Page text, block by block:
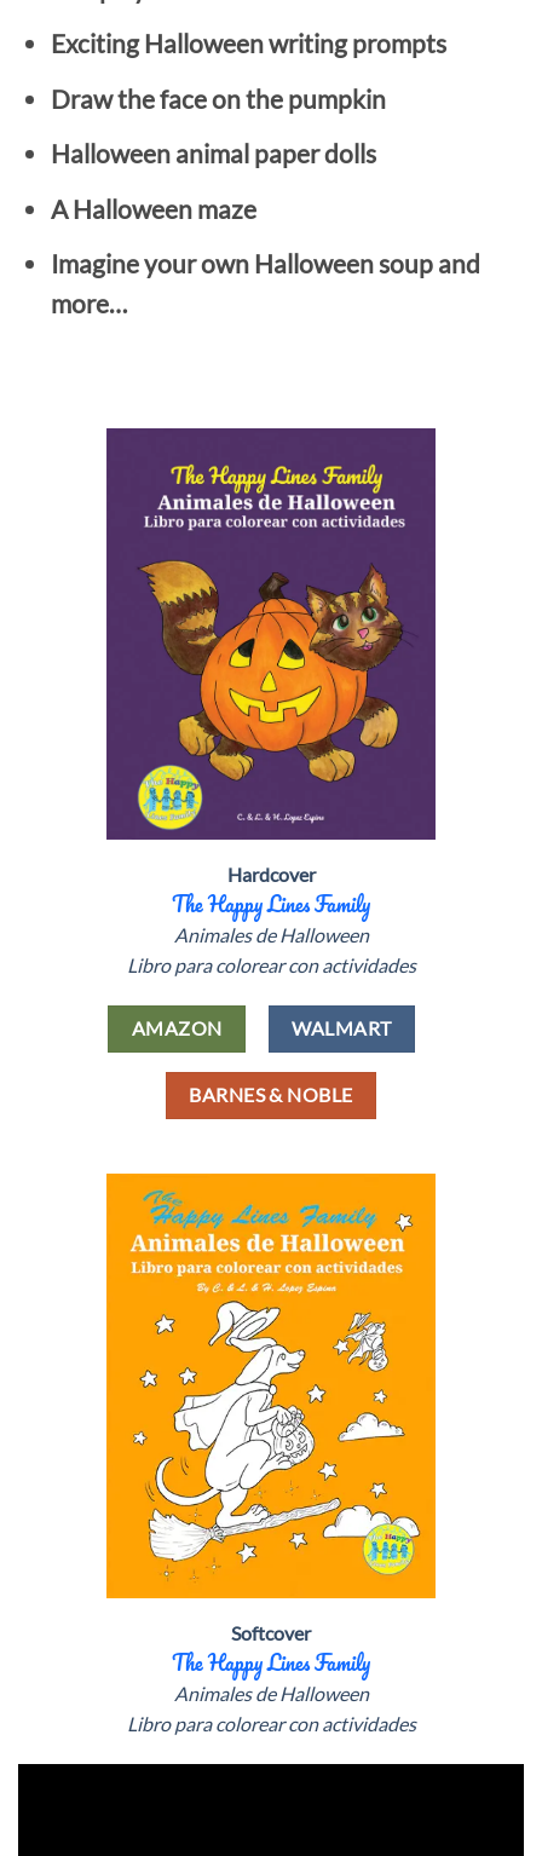
Exciting Halloween writing prompts
Draw the face on the pumpkin
Halloween animal paper dolls
A Halloween maze
Imagine your own Halloween soup and
more…
Hardcover
The Happy Lines Family
Animales de Halloween
Libro para colorear con actividades
AMAZON WALMART
BARNES & NOBLE
Softcover
The Happy Lines Family
Animales de Halloween
Libro para colorear con actividades